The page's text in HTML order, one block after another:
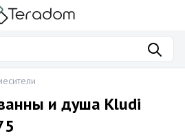
и душа Kludi